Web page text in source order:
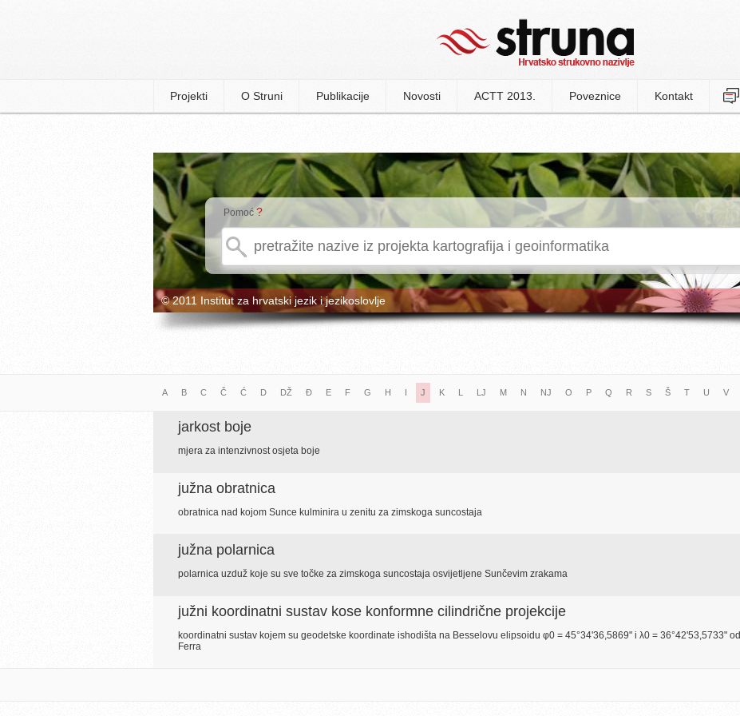
Projekti O Struni Publikacije Novosti ACTT 2013. Poveznice Kontakt
Pomoć ?
© 2011 Institut za hrvatski jezik i jezikoslovlje
A B C Č Ć D DŽ Đ E F G H I J K L LJ M N NJ O P Q R S Š T U V
jarkost boje
mjera za intenzivnost osjeta boje
južna obratnica
obratnica nad kojom Sunce kulminira u zenitu za zimskoga suncostaja
južna polarnica
polarnica uzduž koje su sve točke za zimskoga suncostaja osvijetljene Sunčevim zrakama
južni koordinatni sustav kose konformne cilindrične projekcije
koordinatni sustav kojem su geodetske koordinate ishodišta na Besselovu elipsoidu φ0 = 45°34'36,5869" i λ0 = 36°42'53,5733" od
Ferra